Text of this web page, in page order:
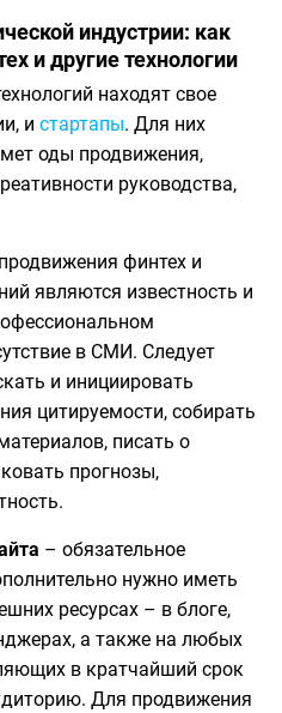
индустрии: как
и другие технологии
находят свое
и стартапы. Для них
оды продвижения,
руководства,
финтех и
являются известность и
в СМИ. Следует
и инициировать
цитируемости, собирать
писать о
прогнозы,
– обязательное
нужно иметь
ресурсах – в блоге,
а также на любых
в кратчайший срок
Для продвижения